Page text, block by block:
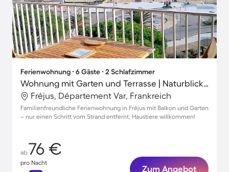
Ferienwohnung ∙ 6 Gäste ∙ 2 Schlafzimmer
Wohnung mit Garten und Terrasse | Naturblick | Ideal für Homeoffice
Fréjus, Département Var, Frankreich
Familienfreundliche Ferienwohnung in Fréjus mit Balkon und Garten
– nur einen Schritt vom Strand entfernt, Haustiere willkommen!
ab 76 €
pro Nacht
Zum Angebot